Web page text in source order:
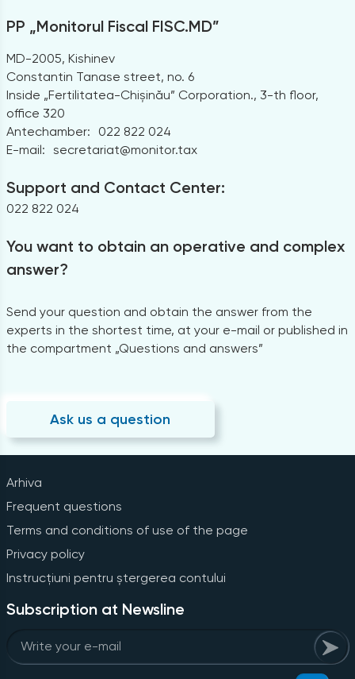
PP „Monitorul Fiscal FISC.MD”
MD-2005, Kishinev
Constantin Tanase street, no. 6
Inside „Fertilitatea-Chișinău” Corporation., 3-th floor,
office 320
Antechamber:
022 822 024
E-mail: secretariat@monitor.tax
Support and Contact Center:
022 822 024
You want to obtain an operative and complex
answer?
Send your question and obtain the answer from the
experts in the shortest time, at your e-mail or published in
the compartment „Questions and answers”
Ask us a question
Arhiva
Frequent questions
Terms and conditions of use of the page
Privacy policy
Instrucțiuni pentru ștergerea contului
Subscription at Newsline